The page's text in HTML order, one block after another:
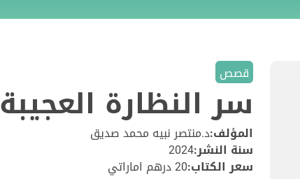
قصص
سر النظارة العجيبة
المؤلف:د.منتصر نبيه محمد صديق
سنة النشر:2024
سعر الكتاب:20 درهم اماراتي